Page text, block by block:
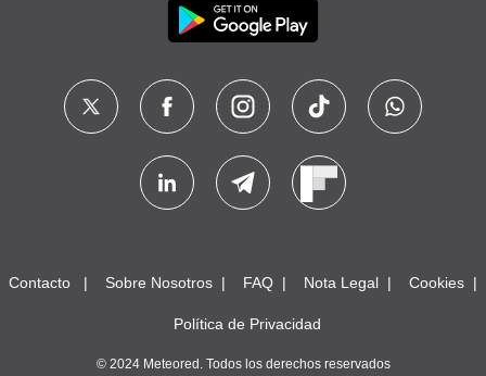
Contacto Sobre Nosotros FAQ Nota Legal Cookies
Política de Privacidad
© 2024 Meteored. Todos los derechos reservados